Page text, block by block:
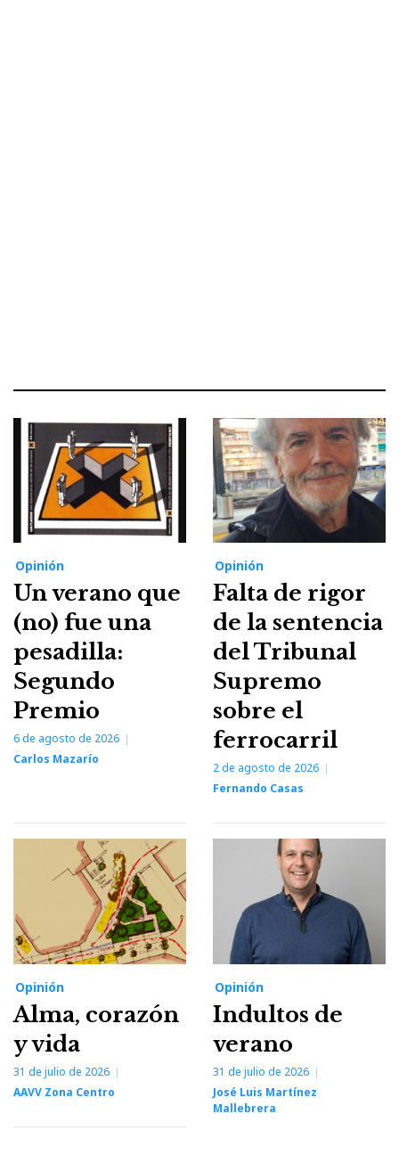
Opinión
Un verano que
(no) fue una
pesadilla:
Segundo
Premio
6 de agosto de 2026
Carlos Mazarío
Opinión
Falta de rigor
de la sentencia
del Tribunal
Supremo
sobre el
ferrocarril
2 de agosto de 2026
Fernando Casas
Opinión
Alma, corazón
y vida
31 de julio de 2026
AAVV Zona Centro
Opinión
Indultos de
verano
31 de julio de 2026
José Luis Martínez
Mallebrera